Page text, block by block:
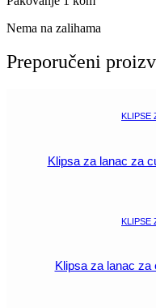
Nema na zalihama
Preporučeni
KLIPSE
Klipsa za lanac za
KLIPSE
Klipsa za lanac